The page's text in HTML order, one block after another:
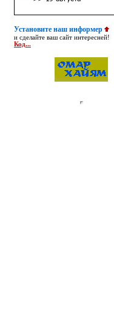
Установите наш информер
и сделайте ваш сайт интересней!
Код...